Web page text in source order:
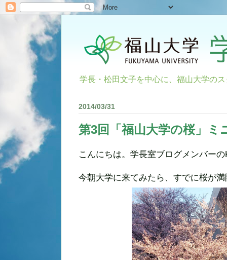
学長・松田文子を中心に、福山大学の
2014/03/31
第3回「福山大学の桜」
こんにちは。学長室ブログメンバー
今朝大学に来てみたら、すでに桜が